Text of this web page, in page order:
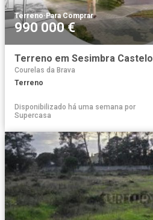
Terreno· Para Comprar
990 000 €
Terreno em Sesimbra Castelo
Courelas da Brava
Terreno
Disponibilizado há uma semana por
Supercasa